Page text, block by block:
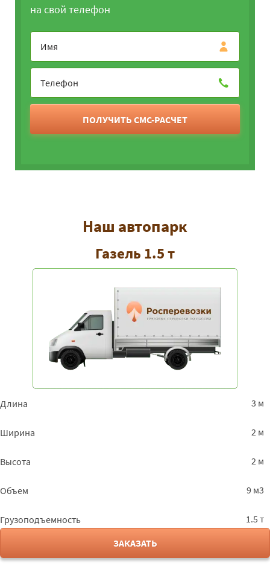
на свой телефон
ПОЛУЧИТЬ СМС-РАСЧЕТ
Наш автопарк
Газель 1.5 т
Длина 3 м
Ширина 2 м
Высота 2 м
Объем 9 м3
Грузоподъемность
1.5 т
ЗАКАЗАТЬ